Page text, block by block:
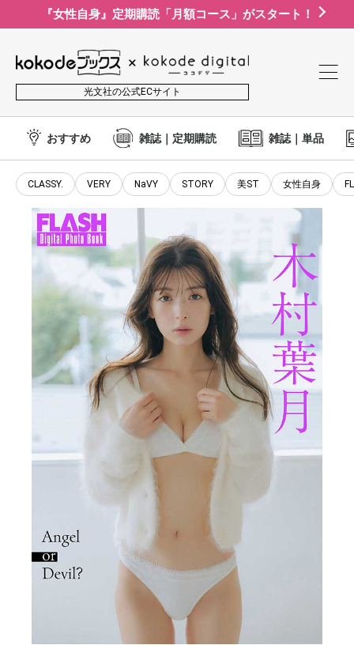
『女性自身』定期購読「月額コース」がスタート！
光文社の公式ECサイト
おすすめ 雑誌｜定期購読 雑誌｜単品
CLASSY. VERY NaVY STORY 美ST 女性自身